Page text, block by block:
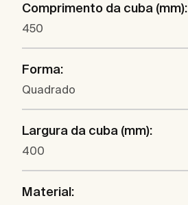
Comprimento da cuba (mm):
450
Forma:
Quadrado
Largura da cuba (mm):
400
Material: